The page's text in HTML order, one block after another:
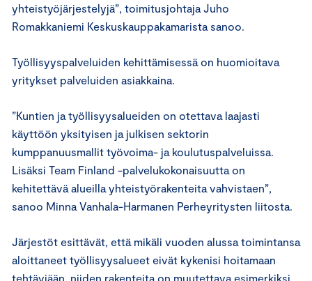
yhteistyöjärjestelyjä”, toimitusjohtaja Juho
Romakkaniemi Keskuskauppakamarista sanoo.
Työllisyyspalveluiden kehittämisessä on huomioitava
yritykset palveluiden asiakkaina.
”Kuntien ja työllisyysalueiden on otettava laajasti
käyttöön yksityisen ja julkisen sektorin
kumppanuusmallit työvoima- ja koulutuspalveluissa.
Lisäksi Team Finland -palvelukokonaisuutta on
kehitettävä alueilla yhteistyörakenteita vahvistaen”,
sanoo Minna Vanhala-Harmanen Perheyritysten liitosta.
Järjestöt esittävät, että mikäli vuoden alussa toimintansa
aloittaneet työllisyysalueet eivät kykenisi hoitamaan
tehtäviään, niiden rakenteita on muutettava esimerkiksi